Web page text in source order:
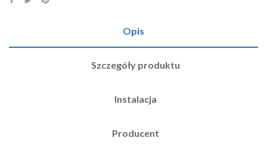
Opis
Szczegóły produktu
Instalacja
Producent